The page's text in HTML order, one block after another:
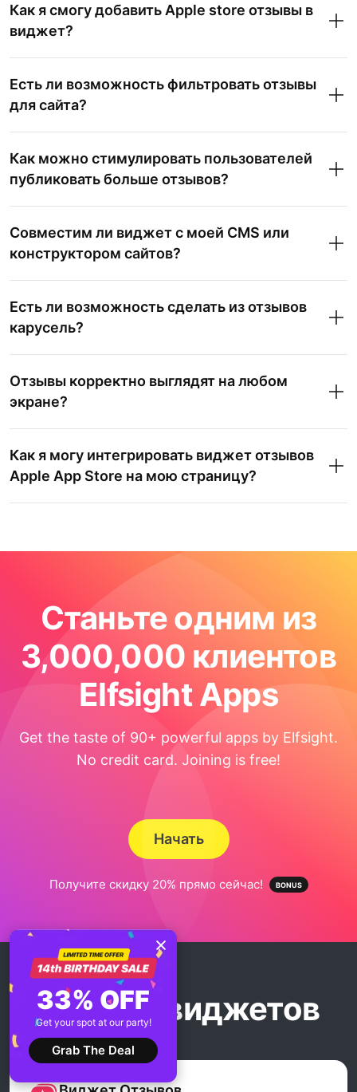
Как я смогу добавить Apple store отзывы в
виджет?
Есть ли возможность фильтровать отзывы
для сайта?
Как можно стимулировать пользователей
публиковать больше отзывов?
Совместим ли виджет с моей CMS или
конструктором сайтов?
Есть ли возможность сделать из отзывов
карусель?
Отзывы корректно выглядят на любом
экране?
Как я могу интегрировать виджет отзывов
Apple App Store на мою страницу?
Станьте одним из
3,000,000 клиентов
Elfsight Apps
Get the taste of 90+ powerful apps by Elfsight.
No credit card. Joining is free!
Начать
Получите скидку 20% прямо сейчас!
Больше виджетов
33% OFF
Get your spot at our party!
Grab The Deal